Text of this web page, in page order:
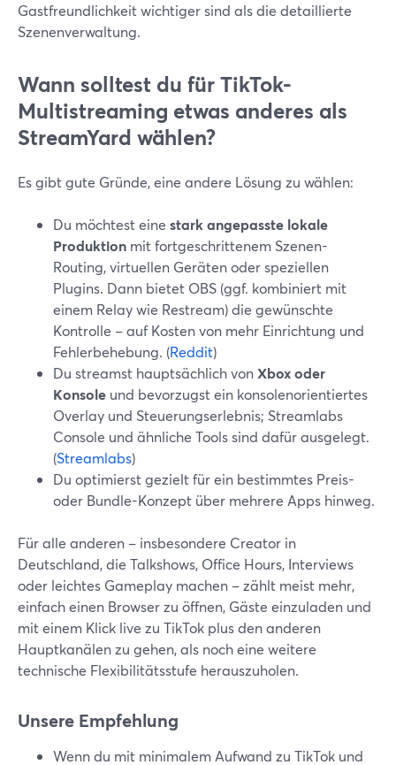
Gastfreundlichkeit wichtiger sind als die detaillierte
Szenenverwaltung.
Wann solltest du für TikTok-
Multistreaming etwas anderes als
StreamYard wählen?
Es gibt gute Gründe, eine andere Lösung zu wählen:
Du möchtest eine stark angepasste lokale
Produktion mit fortgeschrittenem Szenen-
Routing, virtuellen Geräten oder speziellen
Plugins. Dann bietet OBS (ggf. kombiniert mit
einem Relay wie Restream) die gewünschte
Kontrolle – auf Kosten von mehr Einrichtung und
Fehlerbehebung. (Reddit)
Du streamst hauptsächlich vonXbox oder
Konsole und bevorzugst ein konsolenorientiertes
Overlay und Steuerungserlebnis; Streamlabs
Console und ähnliche Tools sind dafür ausgelegt.
(Streamlabs)
Du optimierst gezielt für ein bestimmtes Preis-
oder Bundle-Konzept über mehrere Apps hinweg.
Für alle anderen – insbesondere Creator in
Deutschland, die Talkshows, Office Hours, Interviews
oder leichtes Gameplay machen – zählt meist mehr,
einfach einen Browser zu öffnen, Gäste einzuladen und
mit einem Klick live zu TikTok plus den anderen
Hauptkanälen zu gehen, als noch eine weitere
technische Flexibilitätsstufe herauszuholen.
Unsere Empfehlung
Wenn du mit minimalem Aufwand zu TikTok und